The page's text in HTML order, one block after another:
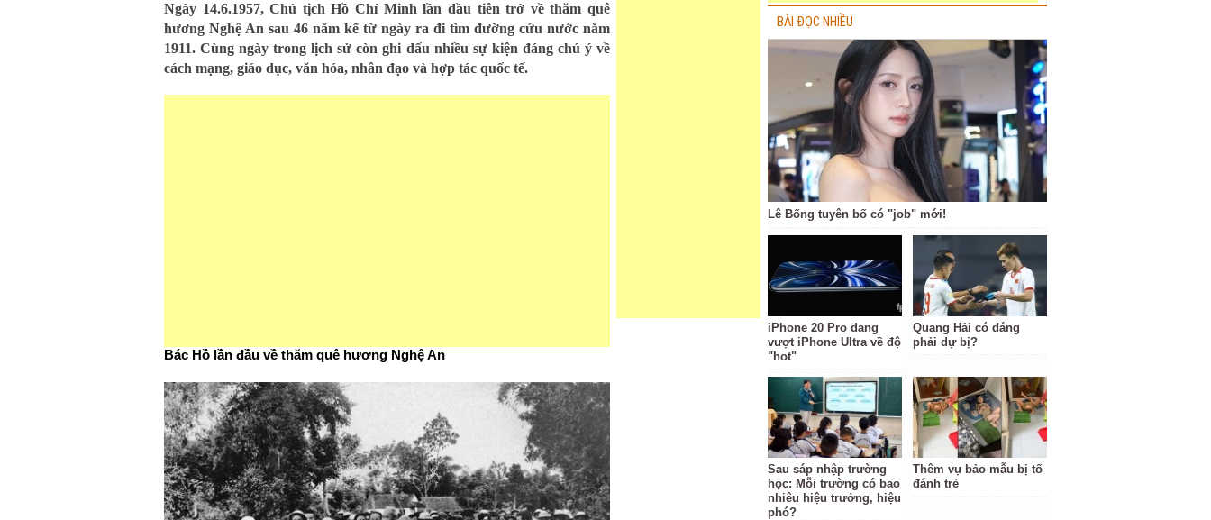
Ngày 14.6.1957, Chủ tịch Hồ Chí Minh lần đầu tiên trở về thăm quê
hương Nghệ An sau 46 năm kể từ ngày ra đi tìm đường cứu nước năm
1911. Cùng ngày trong lịch sử còn ghi dấu nhiều sự kiện đáng chú ý về
cách mạng, giáo dục, văn hóa, nhân đạo và hợp tác quốc tế.
Bác Hồ lần đầu về thăm quê hương Nghệ An
BÀI ĐỌC NHIỀU
Lê Bống tuyên bố có "job" mới!
iPhone 20 Pro đang
vượt iPhone Ultra về độ
"hot"
Quang Hải có đáng
phải dự bị?
Sau sáp nhập trường
học: Mỗi trường có bao
nhiêu hiệu trưởng, hiệu
phó?
Thêm vụ bảo mẫu bị tố
đánh trẻ